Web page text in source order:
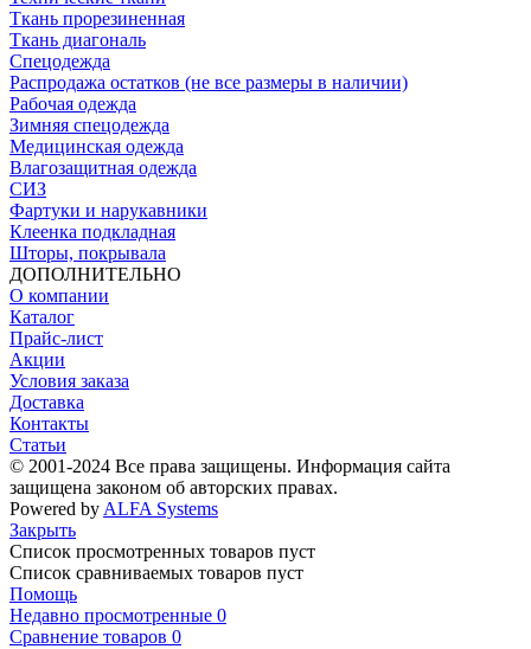
Ткань прорезиненная
Ткань диагональ
Спецодежда
Распродажа остатков (не все размеры в наличии)
Рабочая одежда
Зимняя спецодежда
Медицинская одежда
Влагозащитная одежда
СИЗ
Фартуки и нарукавники
Клеенка подкладная
Шторы, покрывала
ДОПОЛНИТЕЛЬНО
О компании
Каталог
Прайс-лист
Акции
Условия заказа
Доставка
Контакты
Статьи
© 2001-2024 Все права защищены. Информация сайта
защищена законом об авторских правах.
Powered by ALFA Systems
Закрыть
Список просмотренных товаров пуст
Список сравниваемых товаров пуст
Помощь
Недавно просмотренные 0
Сравнение товаров 0